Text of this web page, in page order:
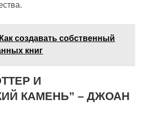
Как создавать собственный
книг
И
КАМЕНЬ” – ДЖОАН